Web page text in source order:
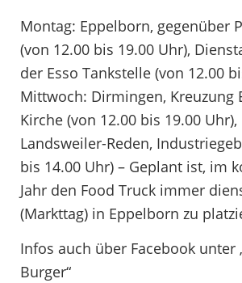
Montag: Eppelborn, gegenüber
(von 12.00 bis 19.00 Uhr),
der Esso Tankstelle (von 12.00
Mittwoch: Dirmingen, Kreuzung
Kirche (von 12.00 bis 19.00
Landsweiler-Reden,
bis 14.00 Uhr) – Geplant ist, im
Jahr den Food Truck immer
(Markttag) in Eppelborn zu
Infos auch über Facebook unter
Burger“